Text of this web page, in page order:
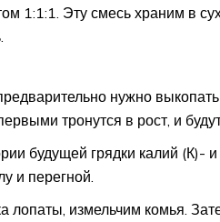
1:1:1. Эту смесь храним в
нужно
тронутся в рост, и
будущей грядки калий
и перегной.
лопаты, измельчим комья.